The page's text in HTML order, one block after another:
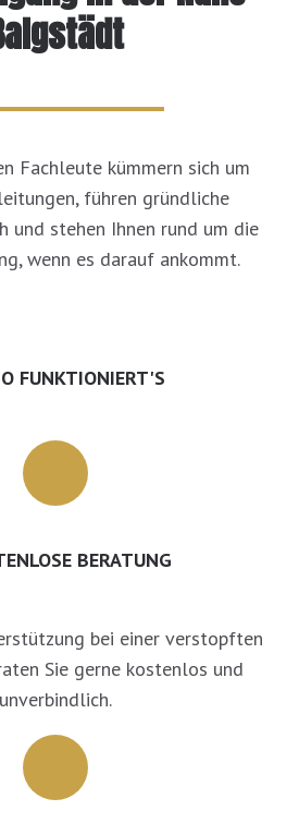
Fachleute kümmern sich um
führen gründliche
und stehen Ihnen rund um die
wenn es darauf ankommt.
FUNKTIONIERT'S
BERATUNG
bei einer verstopften
Sie gerne kostenlos und
unverbindlich.